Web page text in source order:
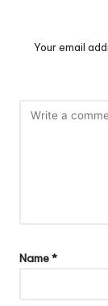
Your email
Name*